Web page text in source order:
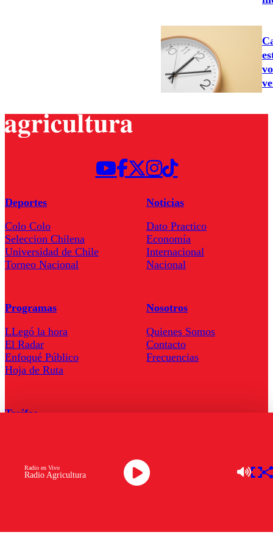
Radio Agricultura
Radio en Vivo
Deportes
Colo Colo
Seleccion Chilena
Universidad de Chile
Torneo Nacional
Noticias
Dato Practico
Economía
Internacional
Nacional
Programas
LLegó la hora
El Radar
Enfoqué Público
Hoja de Ruta
Nosotros
Quienes Somos
Contacto
Frecuencias
Tarifas
Descarga la APP